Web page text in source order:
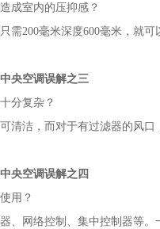
成室内的压抑感？
200毫米深度600毫米，就可
央空调误解之三
分复杂？
清洁，而对于有过滤器的风
央空调误解之四
用？
、网络控制、集中控制器等